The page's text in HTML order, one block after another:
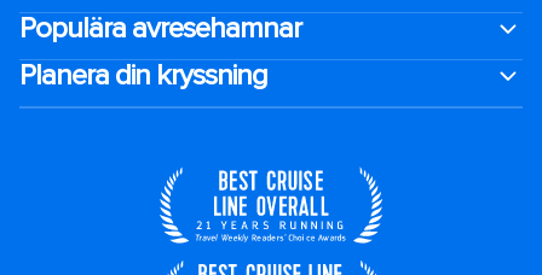
Populära avresehamnar
Planera din kryssning